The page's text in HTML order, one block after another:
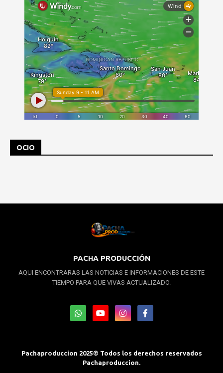
OCIO
PACHA PRODUCCIÓN
AQUI ENCONTRARAS LAS NOTICIAS E INFORMACIONES DE ESTE
TIEMPO PARA QUE VIVAS ACTUALIZADO.
Pachaproduccion 2025© Todos los derechos reservados
Pachaproduccion.